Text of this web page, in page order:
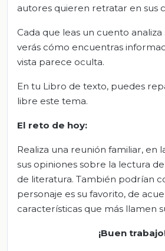
autores quieren retratar en sus
Cada que leas un cuento analiza
verás cómo encuentras
vista parece oculta.
En tu Libro de texto, puedes
libre este tema.
El reto de hoy:
Realiza una reunión familiar, en
sus opiniones sobre la lectura
de literatura. También podrían
personaje es su favorito, de
características que más llamen
¡Buen